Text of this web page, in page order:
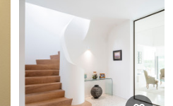
Eingang mit Korridor, weißer
Wandfarbe, Terrazzo-Boden,
buntem Boden und
vertäfelten Wänden in
Sonstige